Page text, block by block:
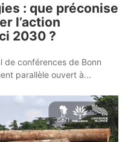
: que préconise
l’action
2030 ?
de conférences de Bonn
parallèle ouvert à...